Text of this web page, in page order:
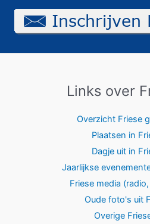
Links over
Overzicht Friese
Plaatsen in
Dagje uit in
Jaarlijkse
Friese media
Oude foto's uit
Overige